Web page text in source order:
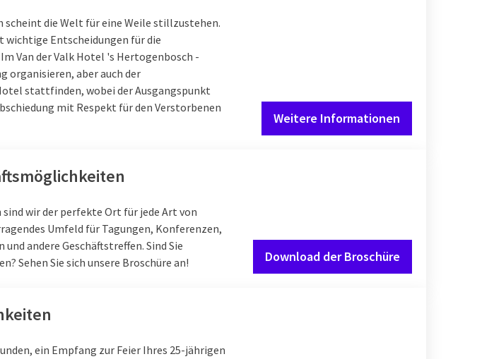
scheint die Welt für eine Weile stillzustehen.
wichtige Entscheidungen für die
Van der Valk Hotel 's Hertogenbosch -
organisieren, aber auch der
stattfinden, wobei der Ausgangspunkt
mit Respekt für den Verstorbenen
Weitere Informationen
wir der perfekte Ort für jede Art von
Umfeld für Tagungen, Konferenzen,
andere Geschäftstreffen. Sind Sie
Sehen Sie sich unsere Broschüre an!
Download der Broschüre
ein Empfang zur Feier Ihres 25-jährigen